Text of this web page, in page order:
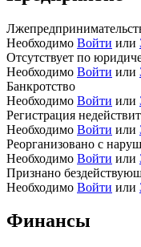
Необходимо Войти или
Отсутствует по
Необходимо Войти или
Банкротство
Необходимо Войти или
Регистрация
Необходимо Войти или
Реорганизовано с
Необходимо Войти или
Признано
Необходимо Войти или
Финансы